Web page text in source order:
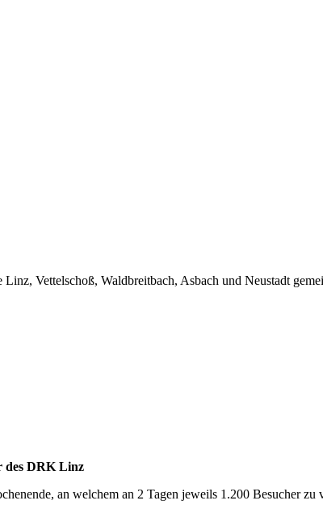
Vettelschoß, Waldbreitbach, Asbach und Neustadt
des DRK Linz
an welchem an 2 Tagen jeweils 1.200 Besucher